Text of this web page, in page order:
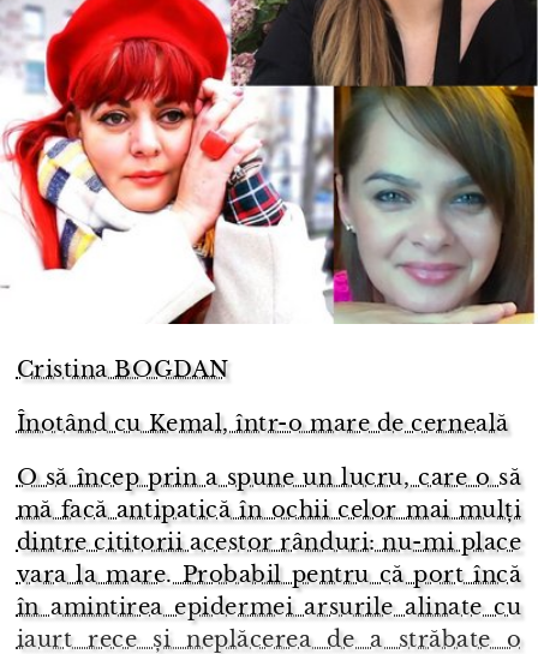
Cristina BOGDAN
Înotând cu Kemal, într-o mare de cerneală
O să încep prin a spune un lucru, care o să
mă facă antipatică în ochii celor mai mulți
dintre cititorii acestor rânduri: nu-mi place
vara la mare. Probabil pentru că port încă
în amintirea epidermei arsurile alinate cu
iaurt rece și neplăcerea de a străbate o